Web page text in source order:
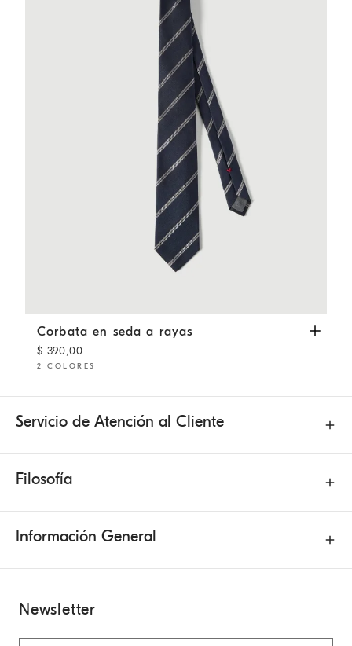
Corbata en seda a rayas Azul Aviación
Corbata en seda a rayas
$ 390,00
2 COLORES
Servicio de Atención al Cliente
Filosofía
Información General
Newsletter